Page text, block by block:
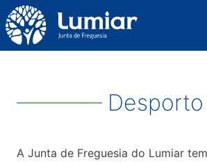
Observação:
este
site
Skip
to
content
Junta de Freguesia Lumiar
Desporto
A Junta de Freguesia do Lumiar